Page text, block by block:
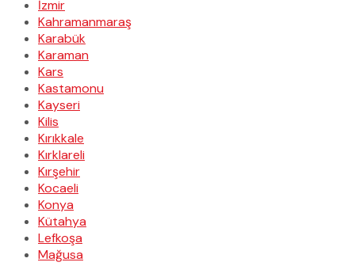
İzmir
Kahramanmaraş
Karabük
Karaman
Kars
Kastamonu
Kayseri
Kilis
Kırıkkale
Kırklareli
Kırşehir
Kocaeli
Konya
Kütahya
Lefkoşa
Mağusa